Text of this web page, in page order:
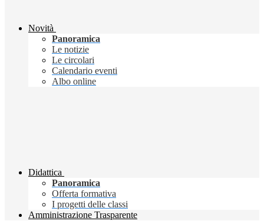
Novità
Panoramica
Le notizie
Le circolari
Calendario eventi
Albo online
Didattica
Panoramica
Offerta formativa
I progetti delle classi
Amministrazione Trasparente